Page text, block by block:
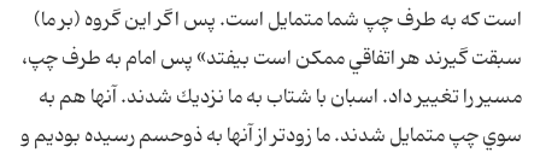
است كه به طرف چپ شما متمايل است. پس اگر اين گروه (بر ما)
سبقت گيرند هر اتفاقي ممكن است بيفتد» پس امام به طرف چپ،
مسير را تغيير داد. اسبان با شتاب به ما نزديك شدند. آنها هم به
سوي چپ متمايل شدند. ما زودتر از آنها به ذوحسم رسيده بوديم و